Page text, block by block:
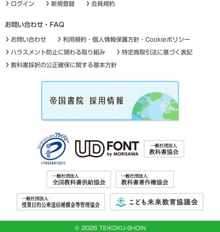
ログイン 新規登録 会員規約
お問い合わせ・FAQ
お問い合わせ 利用規約・個人情報保護方針・Cookieポリシー
ハラスメント防止に関わる取り組み 特定商取引法に基づく表記
教科書採択の公正確保に関する基本方針
© 2026 TEIKOKU-SHOIN